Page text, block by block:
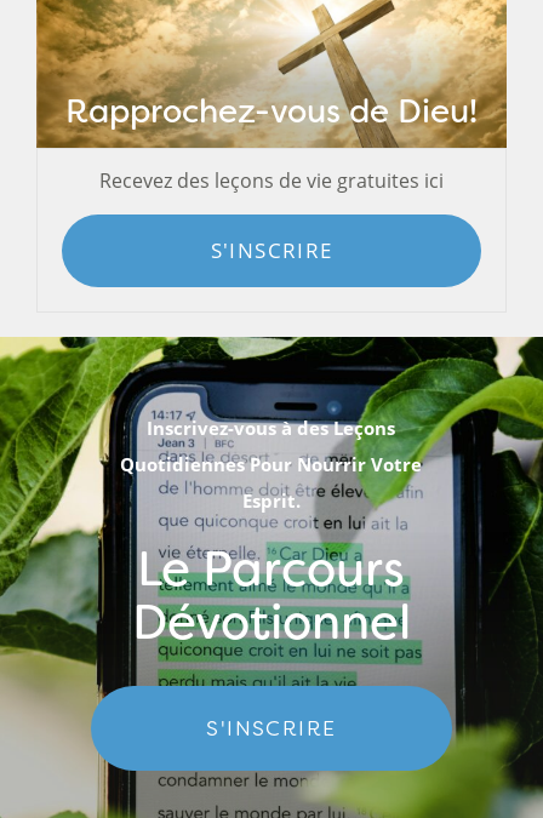
Rapprochez-vous de Dieu!
Recevez des leçons de vie gratuites ici
S'INSCRIRE
Inscrivez-vous à des Leçons
Quotidiennes Pour Nourrir Votre
Esprit.
Le Parcours
Dévotionnel
S'INSCRIRE